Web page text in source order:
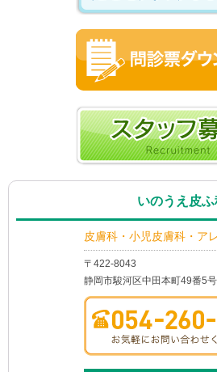
いのうえ皮ふ
皮膚科・小児皮膚科・ア
〒422-8043
静岡市駿河区中田本町49番5号